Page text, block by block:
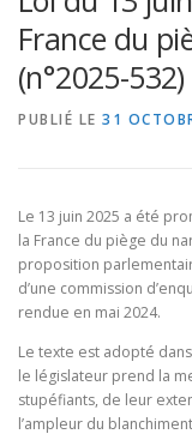
LE BUREAU
France du
(n°2025-532)
PUBLIÉ LE 31
Le 13 juin 2025 a été
la France du piège du
proposition
d’une commission
rendue en mai 2024.
Le texte est adopté
le législateur prend la
stupéfiants, de leur
l’ampleur du